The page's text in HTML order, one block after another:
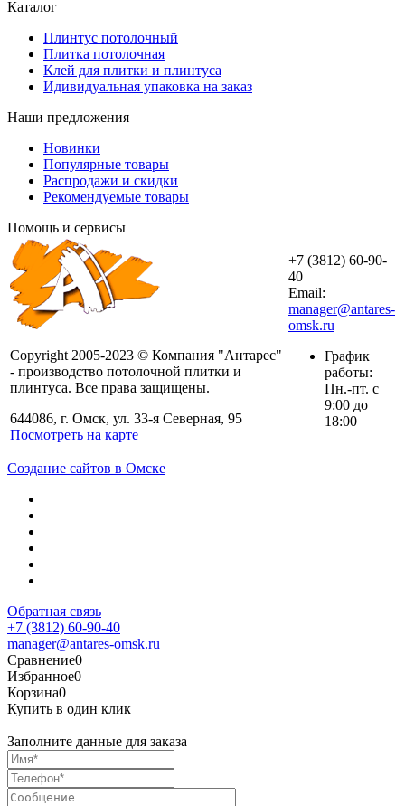
Каталог
Плинтус потолочный
Плитка потолочная
Клей для плитки и плинтуса
Идивидуальная упаковка на заказ
Наши предложения
Новинки
Популярные товары
Распродажи и скидки
Рекомендуемые товары
Помощь и сервисы
Copyright 2005-2023 © Компания "Антарес"
- производство потолочной плитки и
плинтуса. Все права защищены.
644086, г. Омск, ул. 33-я Северная, 95
Посмотреть на карте
+7 (3812) 60-90-
40
Email:
manager@antares-
omsk.ru
График
работы:
Пн.-пт. с
9:00 до
18:00
Создание сайтов в Омске
Обратная связь
+7 (3812) 60-90-40
manager@antares-omsk.ru
Сравнение0
Избранное0
Корзина0
Купить в один клик
Заполните данные для заказа